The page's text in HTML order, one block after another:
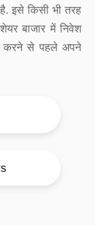
इसे किसी भी तरह
बाजार में निवेश
करने से पहले अपने